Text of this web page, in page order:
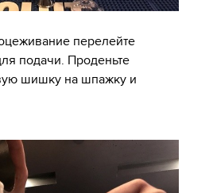
перелейте
подачи. Проденьте
шишку на шпажку и